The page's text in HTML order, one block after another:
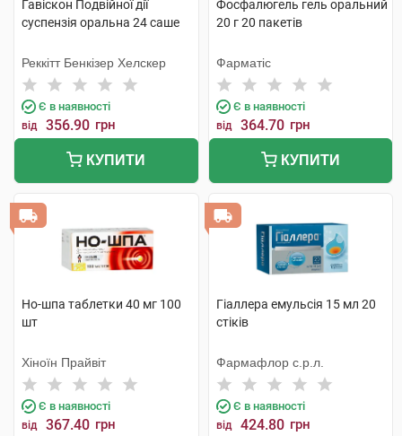
Гавіскон Подвійної дії
суспензія оральна 24 саше
Реккітт Бенкізер Хелскер
Є в наявності
від 356.90 грн
КУПИТИ
Фосфалюгель гель оральний
20 г 20 пакетів
Фарматіс
Є в наявності
від 364.70 грн
КУПИТИ
Но-шпа таблетки 40 мг 100
шт
Хіноїн Прайвіт
Є в наявності
від 367.40 грн
Гіаллера емульсія 15 мл 20
стіків
Фармафлор с.р.л.
Є в наявності
від 424.80 грн